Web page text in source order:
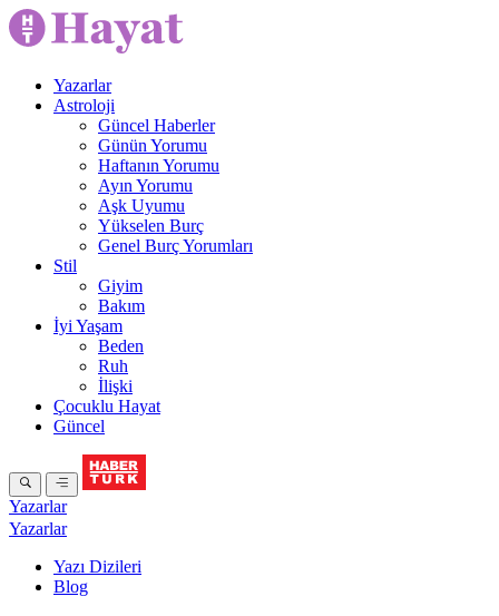
Yazarlar
Astroloji
Güncel Haberler
Günün Yorumu
Haftanın Yorumu
Ayın Yorumu
Aşk Uyumu
Yükselen Burç
Genel Burç Yorumları
Stil
Giyim
Bakım
İyi Yaşam
Beden
Ruh
İlişki
Çocuklu Hayat
Güncel
Yazarlar
Yazarlar
Yazı Dizileri
Blog